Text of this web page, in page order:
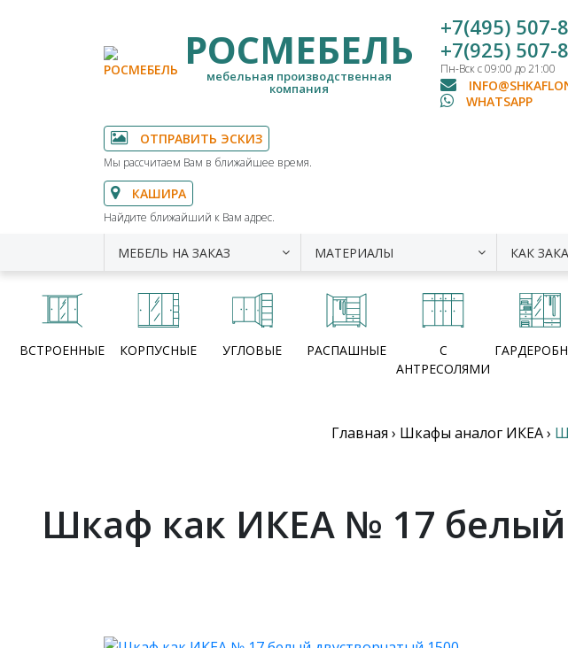
РОСМЕБЕЛЬ
мебельная производственная
компания
+7(495) 507-
+7(925) 507-
Пн-Вск с 09:00 до 21:00
WHATSAPP
ОТПРАВИТЬ ЭСКИЗ
Мы рассчитаем Вам в ближайшее время.
КАШИРА
Найдите ближайший к Вам адрес.
МЕБЕЛЬ НА ЗАКАЗ МАТЕРИАЛЫ КАК
ВСТРОЕННЫЕ КОРПУСНЫЕ УГЛОВЫЕ РАСПАШНЫЕ
С
АНТРЕСОЛЯМИ
Главная › Шкафы аналог ИКЕА›
Шкаф как ИКЕА № 17 белый